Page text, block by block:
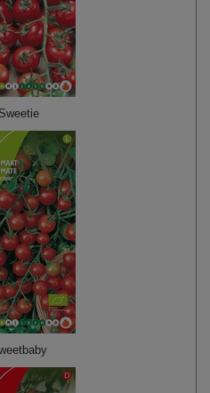
Sweetie